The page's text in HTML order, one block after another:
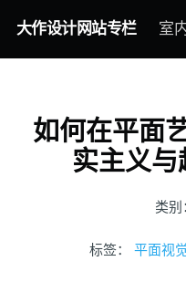
大作设计网站专栏 室
如何在平面
实主义与
类别
标签： 平面视